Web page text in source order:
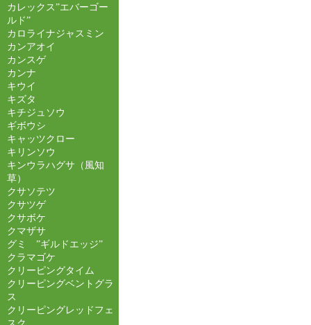
カレックス”エバーゴー
ルド”
カロライナジャスミン
カンアオイ
カンスゲ
カンナ
キウイ
キズタ
キチジュソウ
ギボウシ
キャッツクロー
キリンソウ
キンウラハグサ（風知
草）
クサソテツ
クサツゲ
クサボケ
クマザサ
グミ ”ギルドエッジ”
クラマゴケ
クリーピングタイム
クリーピングベントグラ
ス
クリーピングレッドフェ